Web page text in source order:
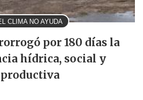
CLIMA NO AYUDA
por 180 días la
hídrica, social y
productiva